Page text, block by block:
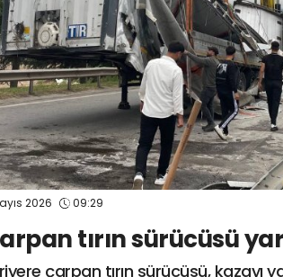
2026 09:29
tırın sürücüsü
çarpan tırın sürücüsü, kazayı